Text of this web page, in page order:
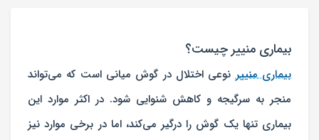
بیماری منییر چیست؟
بیماری منییرنوعی اختلال در گوش میانی است که می‌تواند
منجر به سرگیجه و کاهش شنوایی شود. در اکثر موارد این
بیماری تنها یک گوش را درگیر می‌کند، اما در برخی موارد نیز